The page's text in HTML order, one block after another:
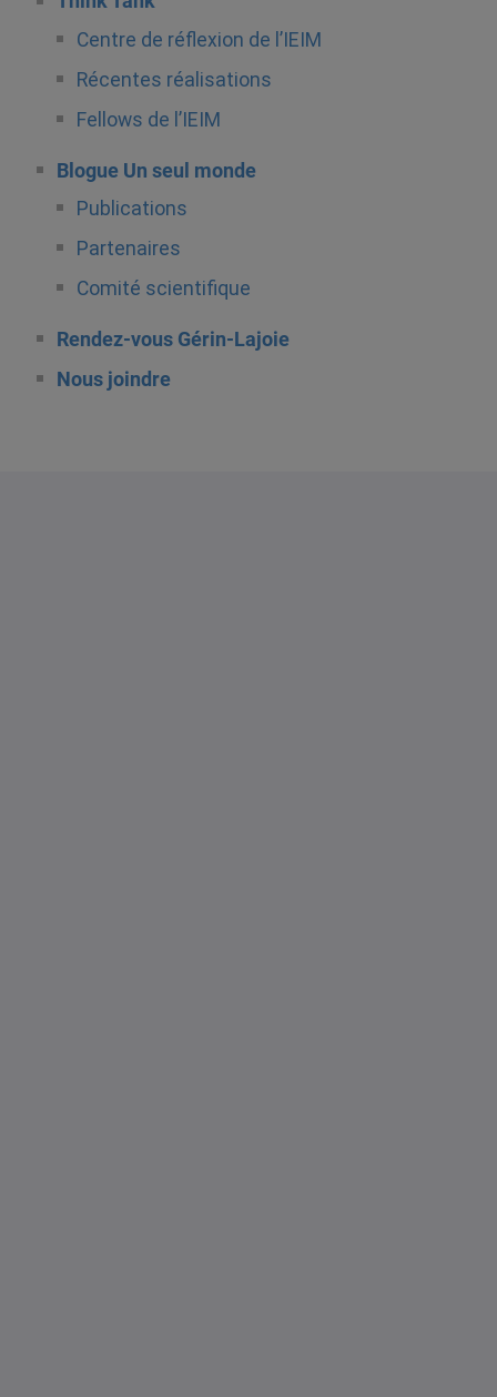
Centre de réflexion de l’IEIM
Récentes réalisations
Fellows de l’IEIM
Blogue Un seul monde
Publications
Partenaires
Comité scientifique
Rendez-vous Gérin-Lajoie
Nous joindre